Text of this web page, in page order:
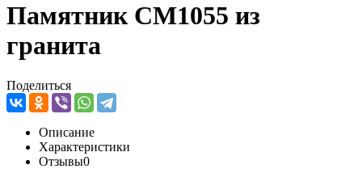
Памятник CM1055 из
гранита
Поделиться
Описание
Характеристики
Отзывы0